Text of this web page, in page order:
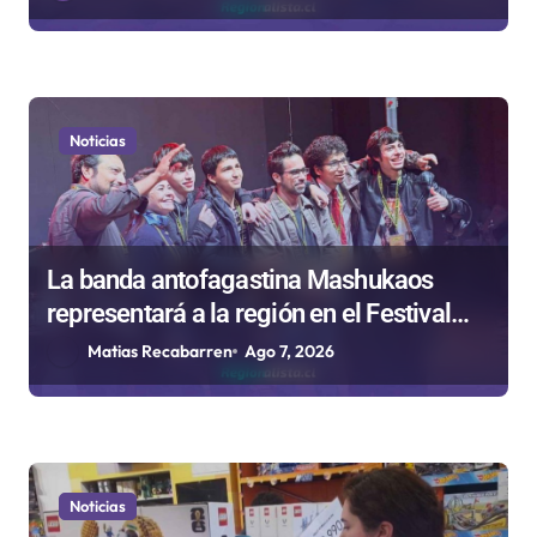
s
Noticias
La banda antofagastina Mashukaos
representará a la región en el Festival
Rockódromo de Valparaíso
Matias Recabarren Ago 7, 2026
Noticias